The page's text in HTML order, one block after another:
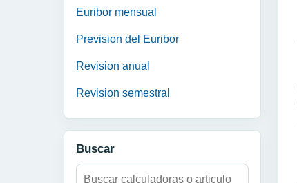
Euribor mensual
Prevision del Euribor
Revision anual
Revision semestral
Buscar
Buscar: